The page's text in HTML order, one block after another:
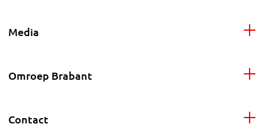
Media
Omroep Brabant
Contact